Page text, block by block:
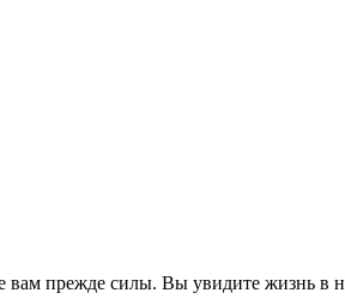
вам прежде силы. Вы увидите жизнь в